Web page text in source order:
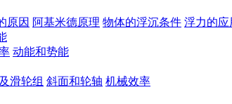
原因 阿基米德原理 物体的浮沉条件 浮力的应
动能和势能
滑轮组 斜面和轮轴 机械效率